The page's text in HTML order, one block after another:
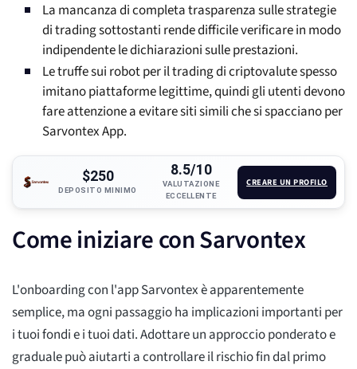
La mancanza di completa trasparenza sulle strategie
di trading sottostanti rende difficile verificare in modo
indipendente le dichiarazioni sulle prestazioni.
Le truffe sui robot per il trading di criptovalute spesso
imitano piattaforme legittime, quindi gli utenti devono
fare attenzione a evitare siti simili che si spacciano per
Sarvontex App.
$250
DEPOSITO MINIMO
8.5/10
VALUTAZIONE
ECCELLENTE
CREARE UN PROFILO
Come iniziare con Sarvontex
L'onboarding con l'app Sarvontex è apparentemente
semplice, ma ogni passaggio ha implicazioni importanti per
i tuoi fondi e i tuoi dati. Adottare un approccio ponderato e
graduale può aiutarti a controllare il rischio fin dal primo